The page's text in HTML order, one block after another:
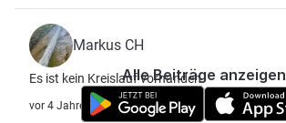
Markus CH
Es ist kein Kreislauf vorhanden
vor 4 Jahre
Alle Beiträge anzeigen